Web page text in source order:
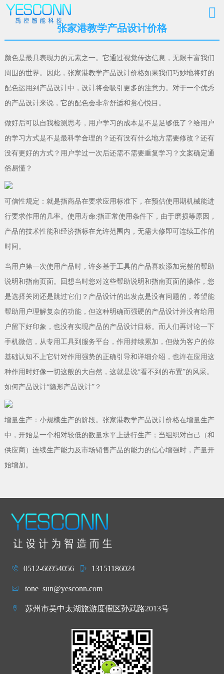
张家港教学产品设计价格
颜色是最具表现力的元素之一。它通过视觉传达信息，无限丰富我们
周围的世界。因此，张家港教学产品设计价格如果我们巧妙地将好的
配色运用到产品设计中，设计将会吸引更多的注意力。对于一个优秀
的产品设计来说，它的配色会非常舒适和赏心悦目。
做好后可以自我检测思考，用户学习的成本是不是足够低了？给用户
的学习方式是不是最科学合理的？还有没有什么地方需要修改？还有
没有更好的方式？用户学过一次后还需不需要重复学习？文案确定通
俗易懂？
可信性规定：就是指商品在要求应用标准下，在预估使用期机械能进
行要求作用的几率。使用寿命:指正常使用条件下，由于磨损等原因，
产品的技术性能和经济指标在允许范围内，无需大修即可连续工作的
时间。
当用户第一次使用产品时，许多基于工具的产品喜欢添加完整的帮助
说明和指南页面。回想当时您对这些帮助说明和指南页面的操作，您
是选择关闭还是跳过它们？产品设计的出发点是没有问题的，希望能
帮助用户理解复杂的功能，但这种明确而强硬的产品设计并没有给用
户留下好印象，也没有实现产品的产品设计目标。而人们再讨论一下
手机微信，从专用工具到服务平台，作用持续累加，但做为客户的你
基础认知不上它针对作用强势的正确引导和详细介绍，也许在应用这
种作用时好像一切这般的大自然，这就是说“看不到的布置”的风采。
如何产品设计“隐形产品设计”？
增量生产：小规模生产的阶段。张家港教学产品设计价格在增量生产
中，开始是一个相对较低的数量水平上进行生产；当组织对自己（和
供应商）连续生产能力及市场销售产品的能力的信心增强时，产量开
始增加。
0512-66954056 13151186024
tone_sun@yesconn.com
苏州市吴中太湖旅游度假区孙武路2013号